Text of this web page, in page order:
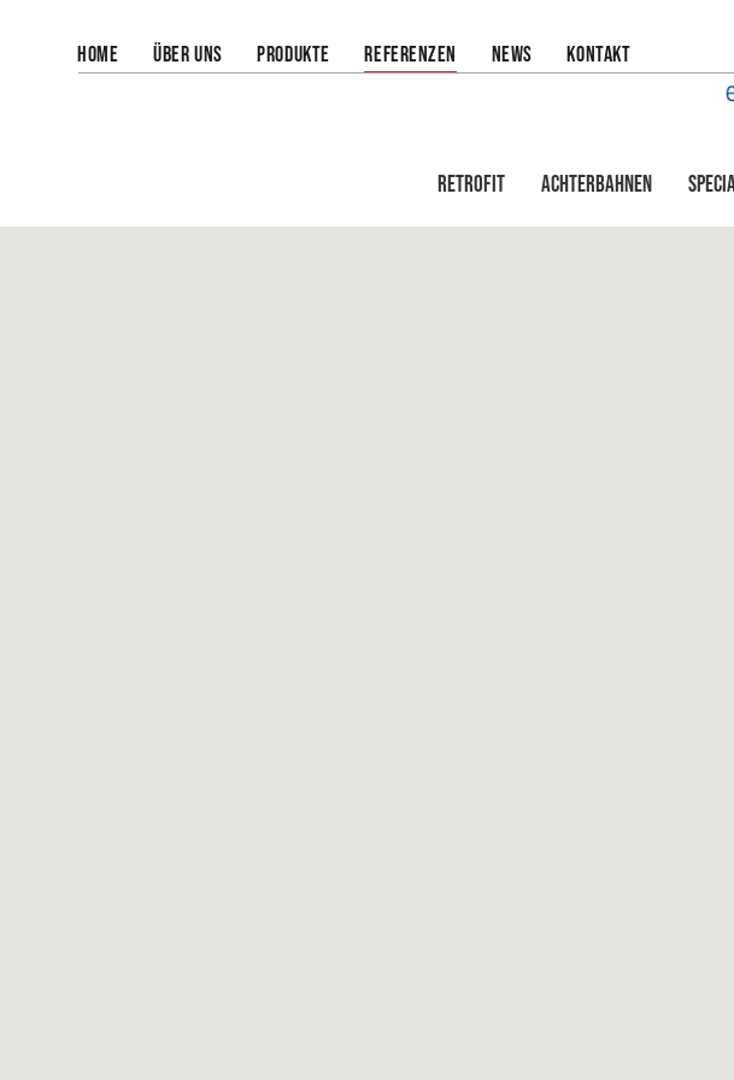
HOME ÜBER UNS PRODUKTE REFERENZEN NEWS KONTAKT
Retrofit Achterbahnen